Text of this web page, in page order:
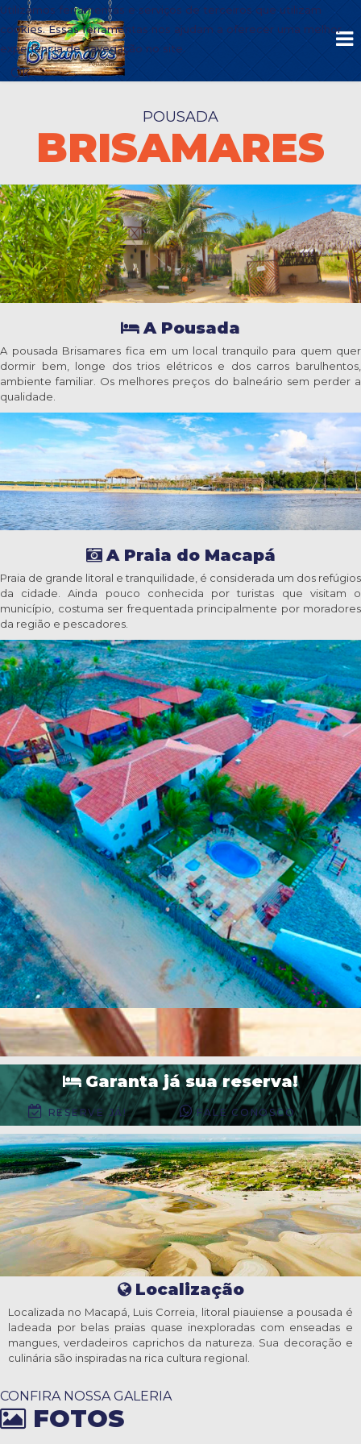
POUSADA
BRISAMARES
A Pousada
A pousada Brisamares fica em um local tranquilo para quem quer
dormir bem, longe dos trios elétricos e dos carros barulhentos,
ambiente familiar. Os melhores preços do balneário sem perder a
qualidade.
A Praia do Macapá
Praia de grande litoral e tranquilidade, é considerada um dos refúgios
da cidade. Ainda pouco conhecida por turistas que visitam o
município, costuma ser frequentada principalmente por moradores
da região e pescadores.
Garanta já sua reserva!
RESERVE JÁ! FALE CONOSCO
Localização
Localizada no Macapá, Luis Correia, litoral piauiense a pousada é
ladeada por belas praias quase inexploradas com enseadas e
mangues, verdadeiros caprichos da natureza. Sua decoração e
culinária são inspiradas na rica cultura regional.
CONFIRA NOSSA GALERIA
FOTOS
Utilizamos ferramentas e serviços de terceiros que utilizam
cookies. Essas ferramentas nos ajudam a oferecer uma melhor
experiência de navegação no site.
Ok